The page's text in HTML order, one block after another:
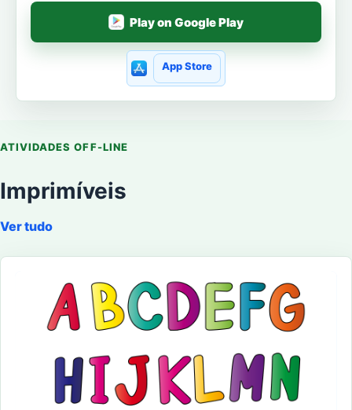
Play on Google Play
App Store
ATIVIDADES OFF-LINE
Imprimíveis
Ver tudo